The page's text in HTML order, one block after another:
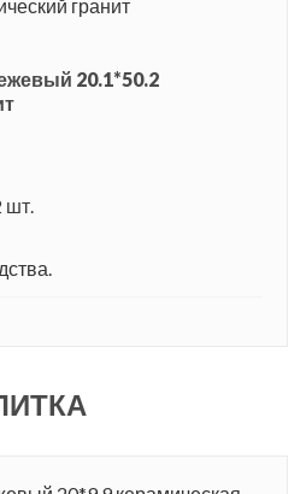
20.1*50.2
шт.